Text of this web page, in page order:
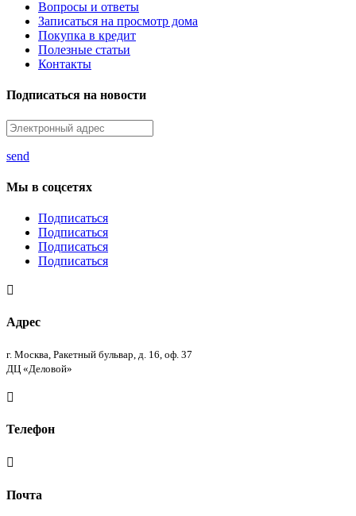
Вопросы и ответы
Записаться на просмотр дома
Покупка в кредит
Полезные статьи
Контакты
Подписаться на новости
send
Мы в соцсетях
Подписаться
Подписаться
Подписаться
Подписаться

Адрес
г. Москва, Ракетный бульвар, д. 16, оф. 37
ДЦ «Деловой»

Телефон

Почта